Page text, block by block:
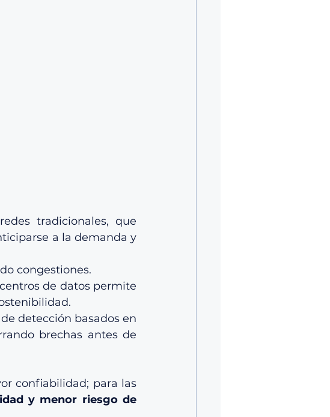
tradicionales, que
a la demanda y
congestiones.
de datos permite
detección basados en
brechas antes de
confiabilidad; para las
y menor riesgo de